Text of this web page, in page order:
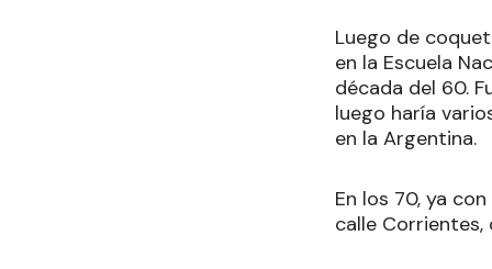
Luego de
en la Escuela
década del 60.
luego haría
en la Argentina.
En los 70, ya
calle Corrientes,